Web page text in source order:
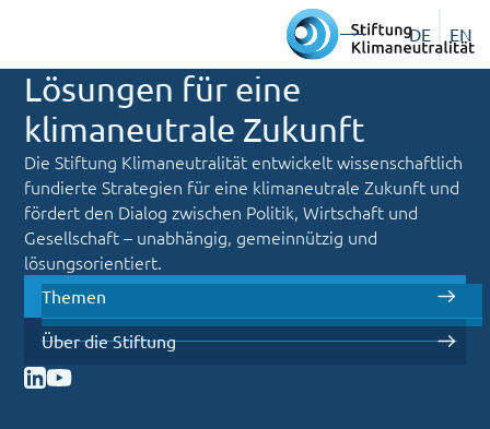
DE EN
Lösungen für eine
klimaneutrale Zukunft
Die Stiftung Klimaneutralität entwickelt wissenschaftlich
fundierte Strategien für eine klimaneutrale Zukunft und
fördert den Dialog zwischen Politik, Wirtschaft und
Gesellschaft – unabhängig, gemeinnützig und
lösungsorientiert.
Themen
Über die Stiftung